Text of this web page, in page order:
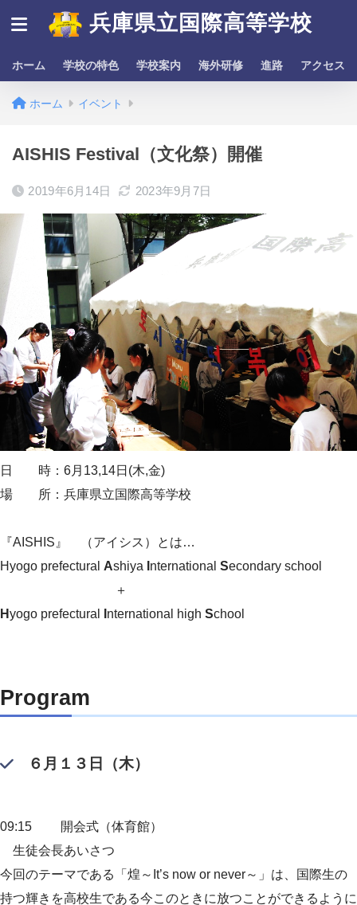
兵庫県立国際高等学校
ホーム 学校の特色 学校案内 海外研修 進路 アクセス
ホーム イベント
AISHIS Festival（文化祭）開催
2019年6月14日 2023年9月7日
日 時：6月13,14日(木,金)
場 所：兵庫県立国際高等学校
『AISHIS』 （アイシス）とは…
Hyogo prefectural Ashiya nternational Secondary school
＋
Hyogo prefectural nternational high School
Program
６月１３日（木）
09:15 開会式（体育館）
生徒会長あいさつ
今回のテーマである「煌～It’s now or never～」は、国際生の
持つ輝きを高校生である今このときに放つことができるように